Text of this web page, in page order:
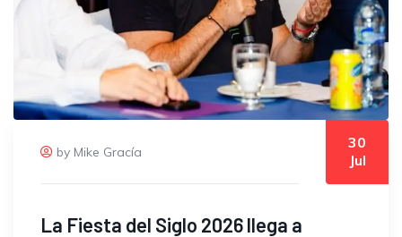
by Mike Gracía
30
Jul
La Fiesta del Siglo 2026 llega a